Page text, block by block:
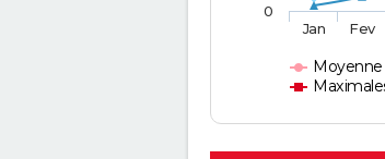
Moyenne
Jan Fev
0